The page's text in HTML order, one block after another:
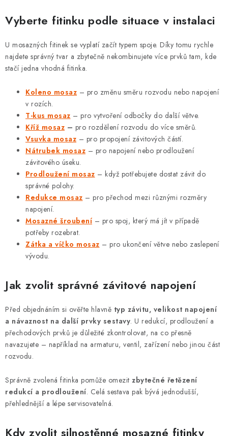
p
s
u
Vyberte fitinku podle situace v instalaci
U mosazných fitinek se vyplatí začít typem spoje. Díky tomu rychle
najdete správný tvar a zbytečně nekombinujete více prvků tam, kde
stačí jedna vhodná fitinka.
Koleno mosaz – pro změnu směru rozvodu nebo napojení
v rozích.
T-kus mosaz – pro vytvoření odbočky do další větve.
Kříž mosaz – pro rozdělení rozvodu do více směrů.
Vsuvka mosaz – pro propojení závitových částí.
Nátrubek mosaz – pro napojení nebo prodloužení
závitového úseku.
Prodloužení mosaz – když potřebujete dostat závit do
správné polohy.
Redukce mosaz – pro přechod mezi různými rozměry
napojení.
Mosazné šroubení – pro spoj, který má jít v případě
potřeby rozebrat.
Zátka a víčko mosaz – pro ukončení větve nebo zaslepení
vývodu.
Jak zvolit správné závitové napojení
Před objednáním si ověřte hlavně typ závitu, velikost napojení
a návaznost na další prvky sestavy. U redukcí, prodloužení a
přechodových prvků je důležité zkontrolovat, na co přesně
navazujete – například na armaturu, ventil, zařízení nebo jinou část
rozvodu.
Správně zvolená fitinka pomůže omezit zbytečné řetězení
redukcí a prodloužení. Celá sestava pak bývá jednodušší,
přehlednější a lépe servisovatelná.
Kdy zvolit silnostěnné mosazné fitinky